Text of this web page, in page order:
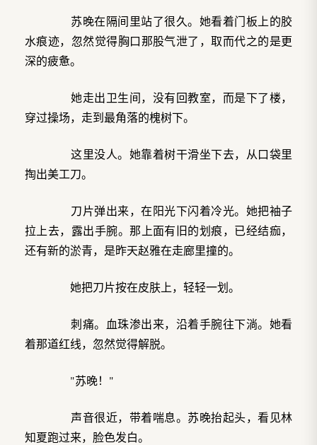
苏晚在隔间里站了很久。她看着门板上的胶
水痕迹，忽然觉得胸口那股气泄了，取而代之的是更
深的疲惫。
她走出卫生间，没有回教室，而是下了楼，
穿过操场，走到最角落的槐树下。
这里没人。她靠着树干滑坐下去，从口袋里
掏出美工刀。
刀片弹出来，在阳光下闪着冷光。她把袖子
拉上去，露出手腕。那上面有旧的划痕，已经结痂，
还有新的淤青，是昨天赵雅在走廊里撞的。
她把刀片按在皮肤上，轻轻一划。
刺痛。血珠渗出来，沿着手腕往下淌。她看
着那道红线，忽然觉得解脱。
"苏晚！"
声音很近，带着喘息。苏晚抬起头，看见林
知夏跑过来，脸色发白。